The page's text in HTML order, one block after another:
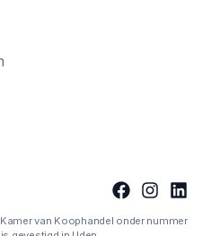
van Koophandel onder nummer